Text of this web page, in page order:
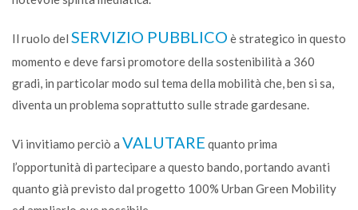
Il ruolo del SERVIZIO PUBBLICO è strategico in questo
momento e deve farsi promotore della sostenibilità a 360
gradi, in particolar modo sul tema della mobilità che, ben si sa,
diventa un problema soprattutto sulle strade gardesane.
Vi invitiamo perciò a VALUTARE quanto prima
l’opportunità di partecipare a questo bando, portando avanti
quanto già previsto dal progetto 100% Urban Green Mobility